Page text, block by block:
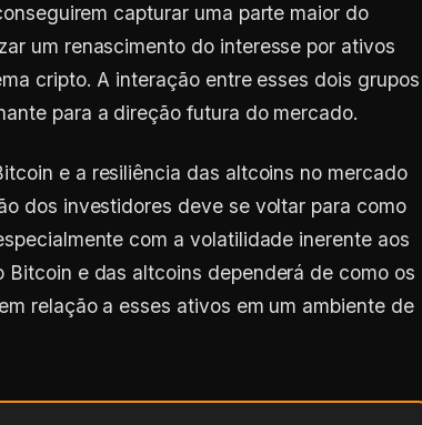
capturar uma parte maior do
um renascimento do interesse por ativos
cripto. A interação entre esses dois grupos
para a direção futura do mercado.
e a resiliência das altcoins no mercado
dos investidores deve se voltar para como
com a volatilidade inerente aos
e das altcoins dependerá de como os
relação a esses ativos em um ambiente de